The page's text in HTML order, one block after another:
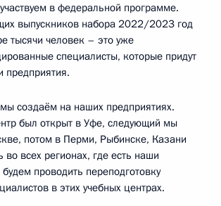
в федеральной программе.
выпускников набора 2022/2023 год
тысячи человек – это уже
специалисты, которые придут
предприятия.
создаём на наших предприятиях.
был открыт в Уфе, следующий мы
потом в Перми, Рыбинске, Казани
во всех регионах, где есть наши
проводить переподготовку
в этих учебных центрах.